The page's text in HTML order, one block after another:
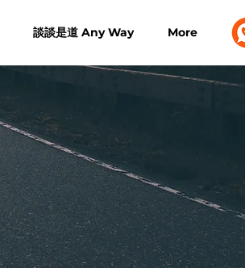
談談是道 Any Way More